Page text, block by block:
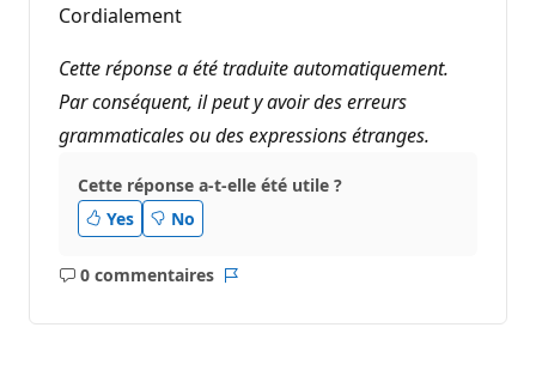
Cordialement
Cette réponse a été traduite automatiquement.
Par conséquent, il peut y avoir des erreurs
grammaticales ou des expressions étranges.
Cette réponse a-t-elle été utile ?
Yes
No
0 commentaires
Aucun